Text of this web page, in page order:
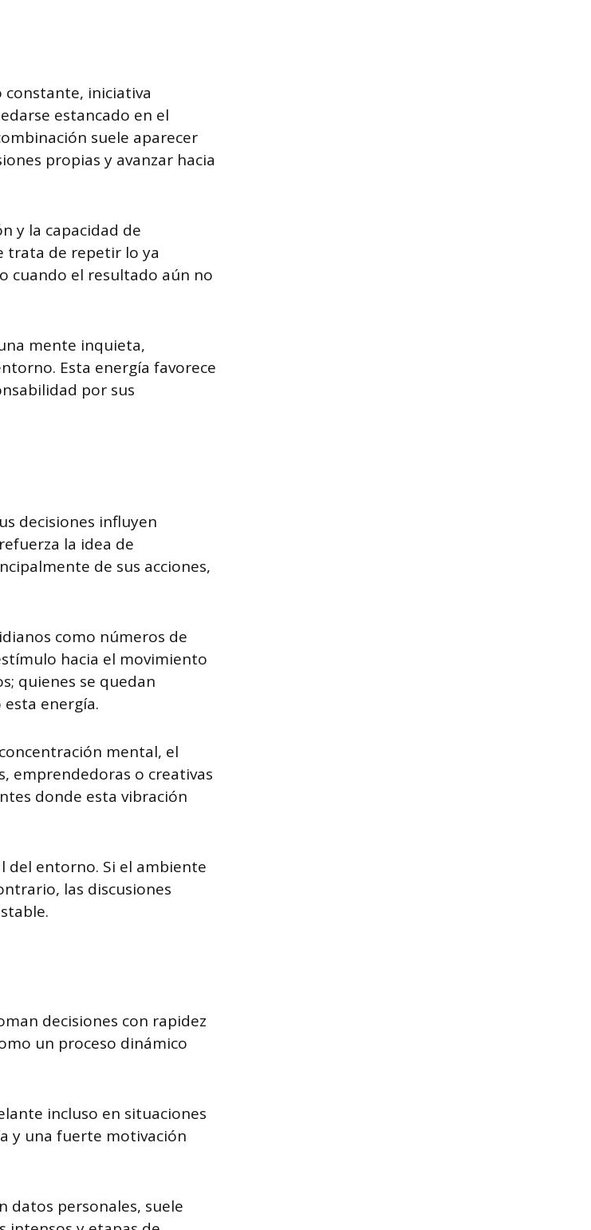
constante, iniciativa
estancado en el
suele aparecer
propias y avanzar hacia
y la capacidad de
trata de repetir lo ya
cuando el resultado aún no
mente inquieta,
Esta energía favorece
por sus
decisiones influyen
la idea de
de sus acciones,
como números de
hacia el movimiento
quienes se quedan
energía.
mental, el
emprendedoras o creativas
donde esta vibración
del entorno. Si el ambiente
las discusiones
decisiones con rapidez
un proceso dinámico
incluso en situaciones
y una fuerte motivación
datos personales, suele